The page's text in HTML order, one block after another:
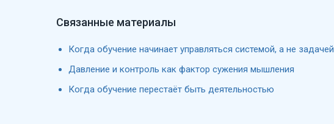
Связанные материалы
Когда обучение начинает управляться системой, а не задачей
Давление и контроль как фактор сужения мышления
Когда обучение перестаёт быть деятельностью